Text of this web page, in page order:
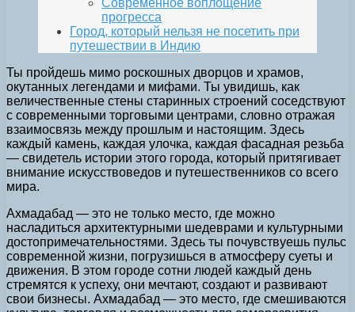
Современное воплощение
прогресса
Город, который нельзя не посетить при
путешествии в Индию
Ты пройдешь мимо роскошных дворцов и храмов,
окутанных легендами и мифами. Ты увидишь, как
величественные стены старинных строений соседствуют
с современными торговыми центрами, словно отражая
взаимосвязь между прошлым и настоящим. Здесь
каждый камень, каждая улочка, каждая фасадная резьба
— свидетель истории этого города, который притягивает
внимание искусствоведов и путешественников со всего
мира.
Ахмадабад — это не только место, где можно
насладиться архитектурными шедеврами и культурными
достопримечательностями. Здесь ты почувствуешь пульс
современной жизни, погрузишься в атмосферу суеты и
движения. В этом городе сотни людей каждый день
стремятся к успеху, они мечтают, создают и развивают
свои бизнесы. Ахмадабад — это место, где смешиваются